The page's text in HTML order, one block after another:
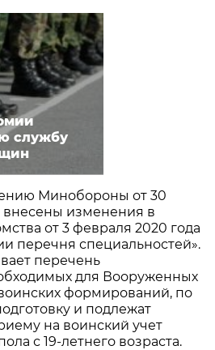
службу
Минобороны от 30
внесены изменения в
от 3 февраля 2020 года
перечня специальностей».
перечень
для Вооруженных
формирований, по
и подлежат
на воинский учет
с 19-летнего возраста.